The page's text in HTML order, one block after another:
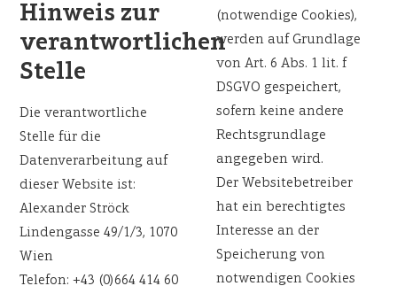
Hinweis zur
verantwortlichen
Stelle
Die verantwortliche
Stelle für die
Datenverarbeitung auf
dieser Website ist:
Alexander Ströck
Lindengasse 49/1/3, 1070
Wien
Telefon: +43 (0)664 414 60
(notwendige Cookies),
werden auf Grundlage
von Art. 6 Abs. 1 lit. f
DSGVO gespeichert,
sofern keine andere
Rechtsgrundlage
angegeben wird.
Der Websitebetreiber
hat ein berechtigtes
Interesse an der
Speicherung von
notwendigen Cookies